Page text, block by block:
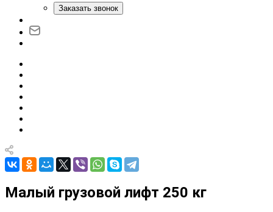
Заказать звонок
Малый грузовой лифт 250 кг